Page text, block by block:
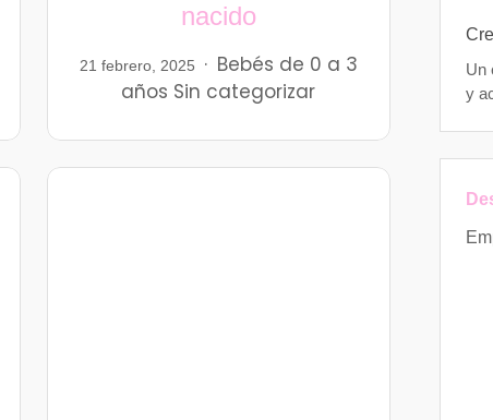
nacido
21 febrero, 2025 Bebés de 0 a 3
años Sin categorizar
Un
y